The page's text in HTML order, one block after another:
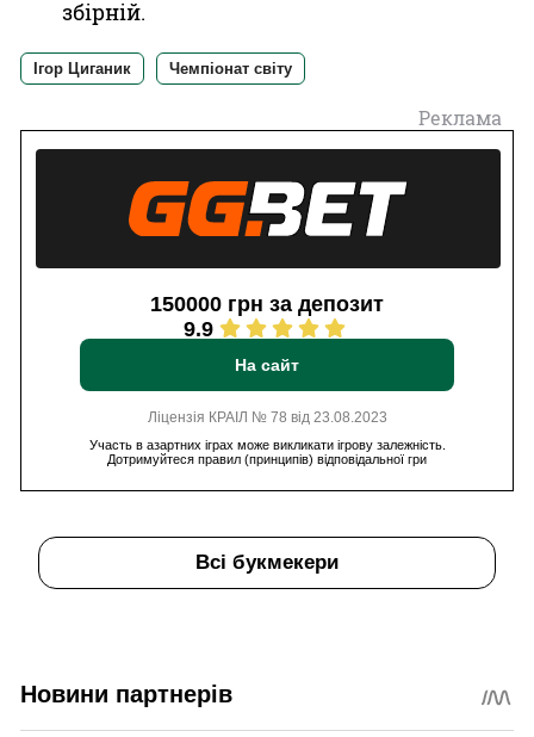
збірній.
Ігор Циганик Чемпіонат світу
Реклама
150000 грн за депозит
9.9
На сайт
Ліцензія КРАІЛ № 78 від 23.08.2023
Участь в азартних іграх може викликати ігрову залежність.
Дотримуйтеся правил (принципів) відповідальної гри
Всі букмекери